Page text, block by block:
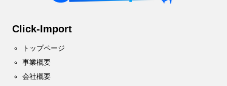
Click-Import
トップページ
事業概要
会社概要